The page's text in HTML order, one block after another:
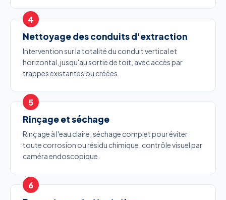
Nettoyage des conduits d'extraction
Intervention sur la totalité du conduit vertical et
horizontal, jusqu'au sortie de toit, avec accès par
trappes existantes ou créées.
Rinçage et séchage
Rinçage à l'eau claire, séchage complet pour éviter
toute corrosion ou résidu chimique, contrôle visuel par
caméra endoscopique.